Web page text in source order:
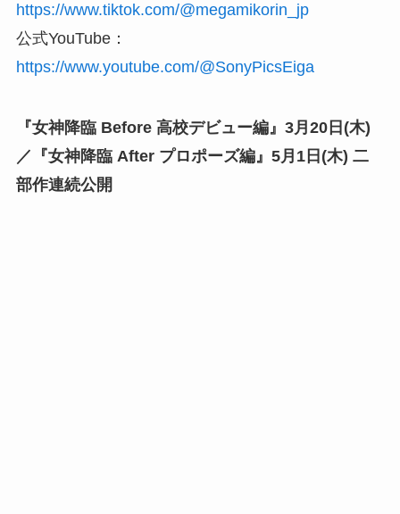
https://www.tiktok.com/@megamikorin_jp
公式YouTube：
https://www.youtube.com/@SonyPicsEiga
『女神降臨 Before 高校デビュー編』3月20日(木)
／『女神降臨 After プロポーズ編』5月1日(木) 二
部作連続公開